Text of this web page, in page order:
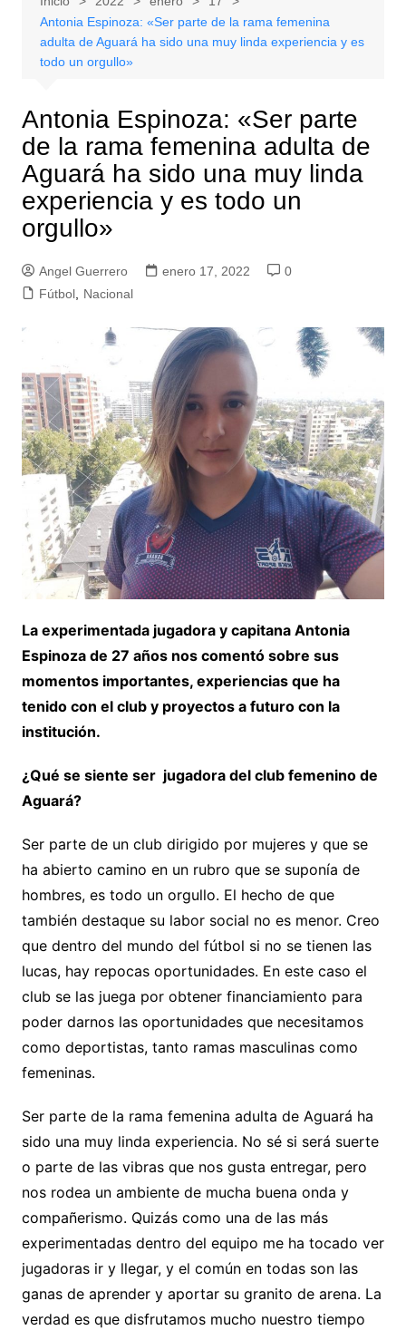
Antonia Espinoza: «Ser parte de la rama femenina
adulta de Aguará ha sido una muy linda experiencia y es
todo un orgullo»
Antonia Espinoza: «Ser parte
de la rama femenina adulta de
Aguará ha sido una muy linda
experiencia y es todo un
orgullo»
Angel Guerrero enero 17, 2022
0
Fútbol, Nacional
La experimentada jugadora y capitana Antonia
Espinoza de 27 años nos comentó sobre sus
momentos importantes, experiencias que ha
tenido con el club y proyectos a futuro con la
institución.
¿Qué se siente ser jugadora del club femenino de
Aguará?
Ser parte de un club dirigido por mujeres y que se
ha abierto camino en un rubro que se suponía de
hombres, es todo un orgullo. El hecho de que
también destaque su labor social no es menor. Creo
que dentro del mundo del fútbol si no se tienen las
lucas, hay repocas oportunidades. En este caso el
club se las juega por obtener financiamiento para
poder darnos las oportunidades que necesitamos
como deportistas, tanto ramas masculinas como
femeninas.
Ser parte de la rama femenina adulta de Aguará ha
sido una muy linda experiencia. No sé si será suerte
o parte de las vibras que nos gusta entregar, pero
nos rodea un ambiente de mucha buena onda y
compañerismo. Quizás como una de las más
experimentadas dentro del equipo me ha tocado ver
jugadoras ir y llegar, y el común en todas son las
ganas de aprender y aportar su granito de arena. La
verdad es que disfrutamos mucho nuestro tiempo